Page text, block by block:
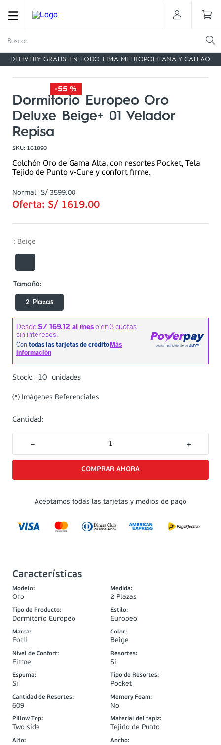
DELIVERY GRATIS EN TODO LIMA METROPOLITANA Y CALLAO
-55 %
Dormitorio Europeo Oro
Deluxe Beige+ 01 Velador
Repisa
SKU: 161893
Colchón Oro de Gama Alta, con resortes Pocket, Tela
Tejido de Punto v-Cure y confort firme.
S/ 3599.00
Oferta: S/ 1619.00
: Beige
2 Plazas
Stock: 10 unidades
(*) Imágenes Referenciales
Cantidad:
＋
－
Aceptamos todas las tarjetas y medios de pago
Características
Modelo:
Oro
Medida:
2 Plazas
Tipo de Producto:
Dormitorio Europeo
Estilo:
Europeo
Marca:
Forli
Color:
Beige
Nivel de Confort:
Firme
Resortes:
Si
Espuma:
Si
Tipo de Resortes:
Pocket
Cantidad de Resortes:
609
Memory Foam:
No
Pillow Top:
Two side
Material del tapiz:
Tejido de Punto
Alto: Ancho: